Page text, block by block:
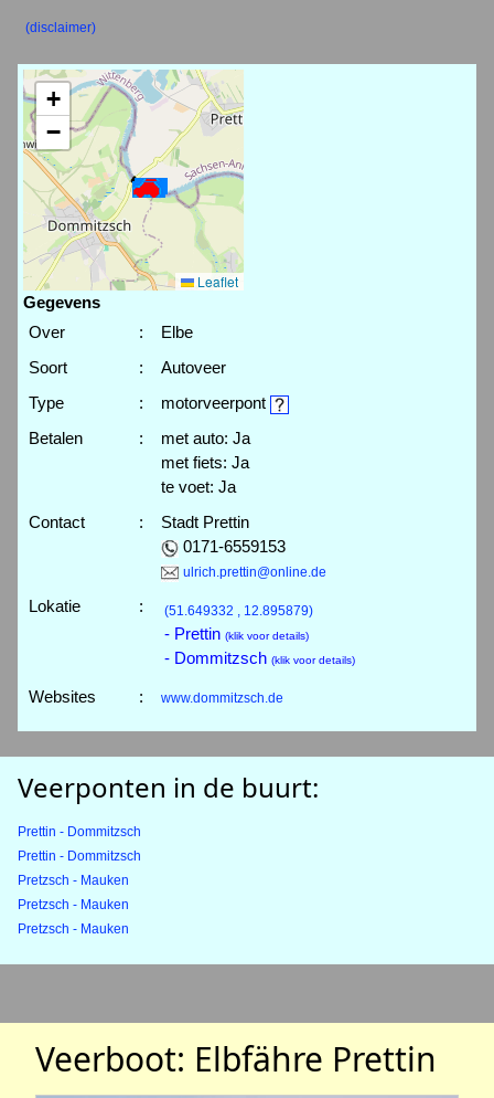
(disclaimer)
+
−
Leaflet
Gegevens
Over
:
Elbe
Soort
:
Autoveer
Type
:
motorveerpont
Betalen
:
met auto: Ja
met fiets: Ja
te voet: Ja
Contact
:
Stadt Prettin
0171-6559153
ulrich.prettin@online.de
Lokatie : (51.649332 , 12.895879)
- Prettin (klik voor details)
- Dommitzsch (klik voor details)
Websites : www.dommitzsch.de
Veerponten in de buurt:
Prettin - Dommitzsch
Prettin - Dommitzsch
Pretzsch - Mauken
Pretzsch - Mauken
Pretzsch - Mauken
Veerboot: Elbfähre Prettin